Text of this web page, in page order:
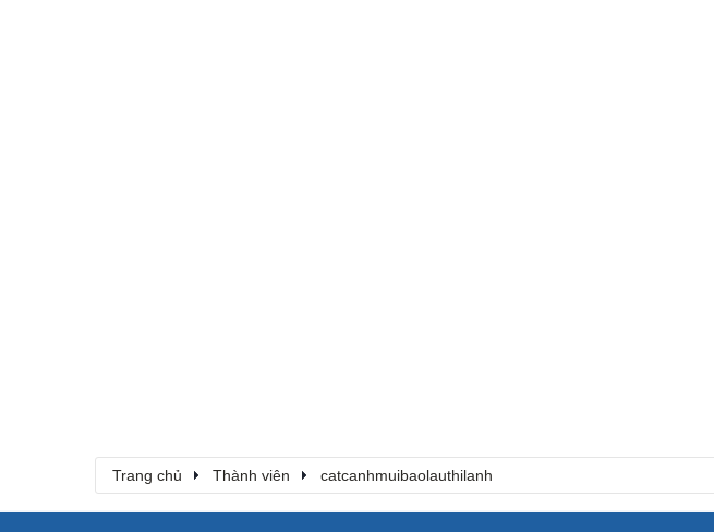
Trang chủ Thành viên catcanhmuibaolauthilanh